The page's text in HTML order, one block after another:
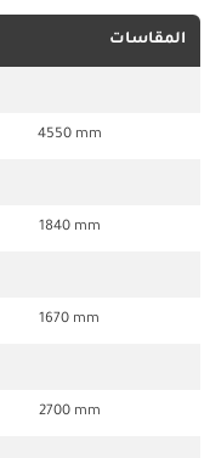
المقاسات
4550 mm
1840 mm
1670 mm
2700 mm